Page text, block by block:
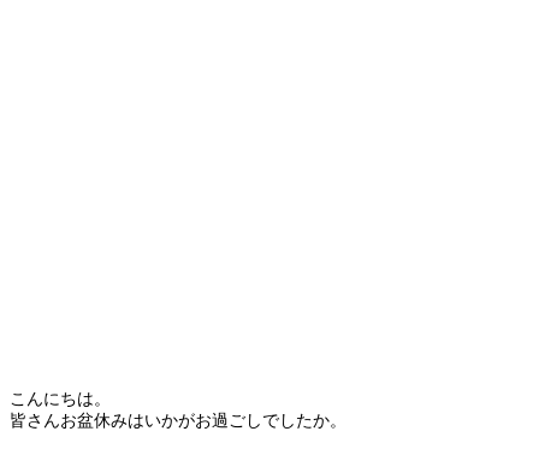
こんにちは。
皆さんお盆休みはいかがお過ごしでしたか。